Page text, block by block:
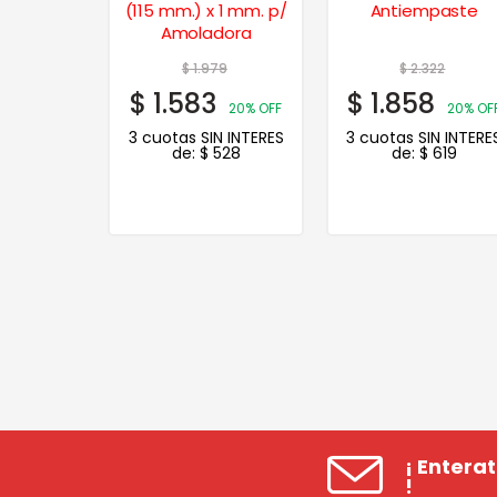
(115 mm.) x 1 mm. p/
Amoladora
$1.979
$ 1.583 20% OFF
3 cuotas SIN INTERES
de: $ 528
Antiempaste
$2.322
$ 1.858 20%
3 cuotas SIN
de: $ 619
¡
!